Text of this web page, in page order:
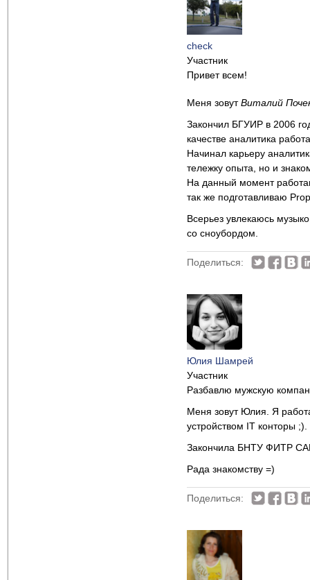
check
Участник
Привет всем!
Меня зовутВиталий
Закончил БГУИР в 2006
качестве аналитика
Начинал карьеру
тележку опыта, но и
На данный момент
так же подготавливаю
Всерьез увлекаюсь
со сноубордом.
Поделиться:
Юлия Шамрей
Участник
Разбавлю мужскую
Меня зовут Юлия. Я
устройством IT конторы
Закончила БНТУ ФИТР
Рада знакомству =)
Поделиться: